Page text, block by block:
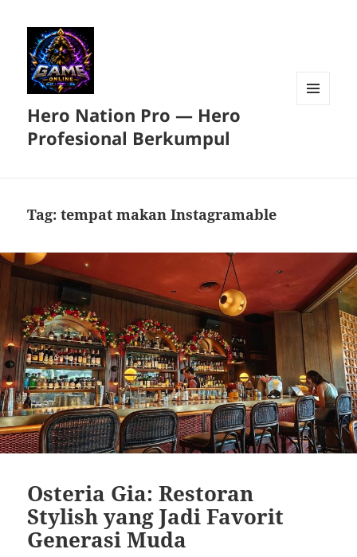
Hero Nation Pro — Hero
Profesional Berkumpul
Tag:tempat makan Instagramable
Osteria Gia: Restoran
Stylish yang Jadi Favorit
Generasi Muda